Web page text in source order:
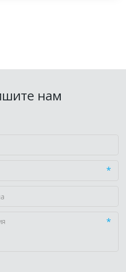
нам
*
*